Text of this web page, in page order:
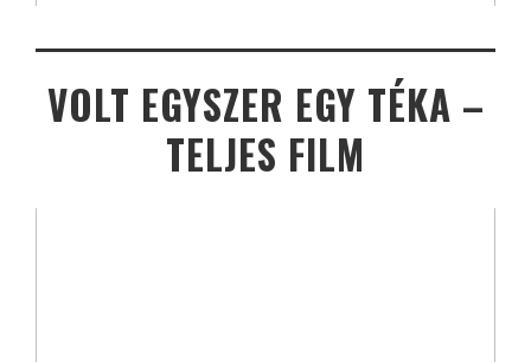
VOLT EGYSZER EGY TÉKA –
TELJES FILM